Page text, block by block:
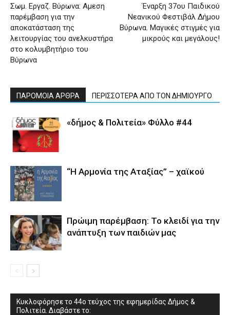
Σωμ. Εργαζ. Βύρωνα: Αμεση
παρέμβαση για την
αποκατάσταση της
λειτουργίας του ανελκυστήρα
στο κολυμβητήριο του
Βύρωνα
Έναρξη 37ου Παιδικού
Νεανικού Φεστιβάλ Δήμου
Βύρωνα. Μαγικές στιγμές για
μικρούς και μεγάλους!
ΠΑΡΟΜΟΙΑ ΑΡΘΡΑ ΠΕΡΙΣΣΟΤΕΡΑ ΑΠΟ ΤΟΝ ΔΗΜΙΟΥΡΓΟ
«δήμος & Πολιτεία» Φύλλο #44
“Η Αρμονία της Αταξίας” – χαϊκού
Πρώιμη παρέμβαση: Το κλειδί για την
ανάπτυξη των παιδιών µας
Κυκλοφόρησε το 44ο τεύχος της εφημερίδας Δήμος &
Πολιτεία. Διαβάστε το: